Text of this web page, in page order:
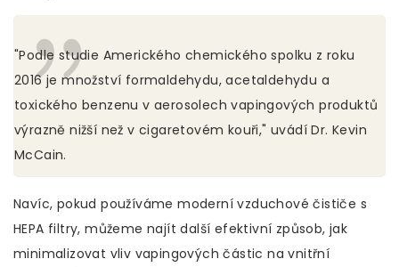
"Podle studie Amerického chemického spolku z roku
2016 je množství formaldehydu, acetaldehydu a
toxického benzenu v aerosolech vapingových produktů
výrazně nižší než v cigaretovém kouři," uvádí Dr. Kevin
McCain.
Navíc, pokud používáme moderní vzduchové čističe s
HEPA filtry, můžeme najít další efektivní způsob, jak
minimalizovat vliv vapingových částic na vnitřní